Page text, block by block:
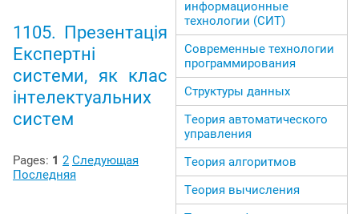
1105. Презентація
Експертні
системи, як клас
інтелектуальних
систем
Pages: 1 2 Следующая
Последняя
информационные
технологии (СИТ)
Современные технологии
программирования
Структуры данных
Теория автоматического
управления
Теория алгоритмов
Теория вычисления